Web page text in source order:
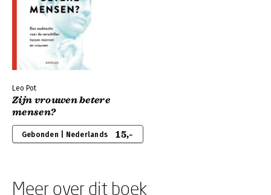
Leo Pot
Zijn vrouwen betere
mensen?
Gebonden | Nederlands 15,-
Meer over dit boek